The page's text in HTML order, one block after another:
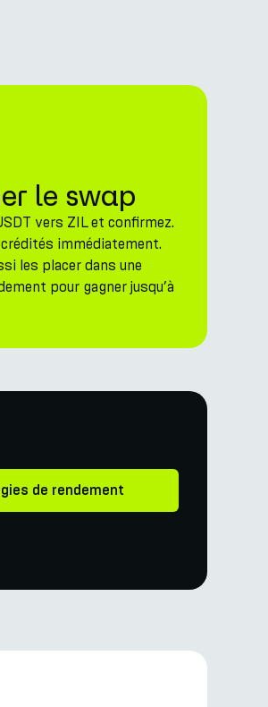
le swap
vers ZIL et confirmez.
immédiatement.
les placer dans une
pour gagner jusqu’à
de rendement